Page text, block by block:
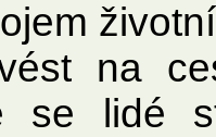
na
se lidé